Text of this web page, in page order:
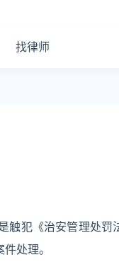
找律师
犯《治安管理处
处理。